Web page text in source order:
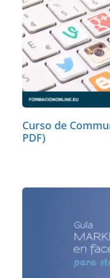
Curso de
PDF)